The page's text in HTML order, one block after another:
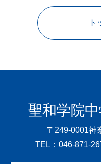
ト
聖和学院
〒249-0001神
TEL：046-871-